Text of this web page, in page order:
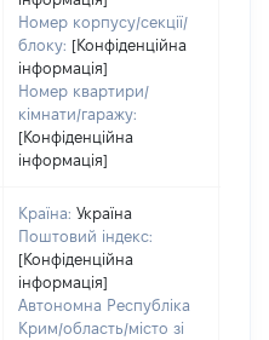
Номер корпусу/секції/
блоку: [Конфіденційна
інформація]
Номер квартири/
кімнати/гаражу:
[Конфіденційна
інформація]
Країна: Україна
Поштовий індекс:
[Конфіденційна
інформація]
Автономна Республіка
Крим/область/місто зі